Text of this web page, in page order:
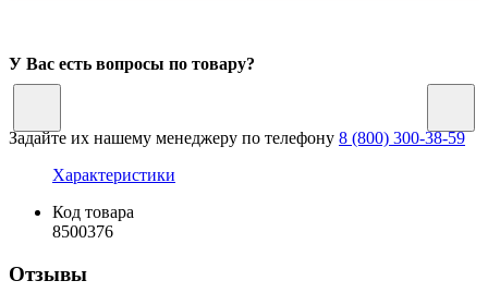
У Вас есть вопросы по товару?
Задайте их нашему менеджеру по телефону 8 (800) 300-38-59
Характеристики
Код товара
8500376
Отзывы